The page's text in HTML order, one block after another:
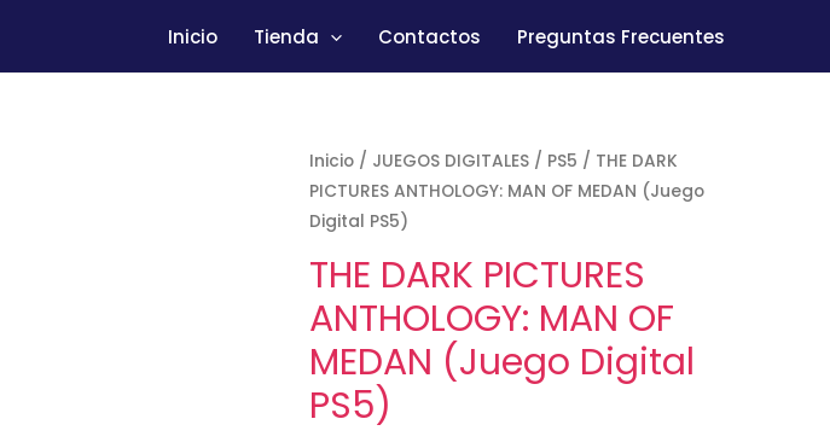
Inicio Tienda Contactos Preguntas Frecuentes
Inicio/ JUEGOS DIGITALES/ PS5 / THE DARK
PICTURES ANTHOLOGY: MAN OF MEDAN (Juego
Digital PS5)
THE DARK PICTURES
ANTHOLOGY: MAN OF
MEDAN (Juego Digital
PS5)